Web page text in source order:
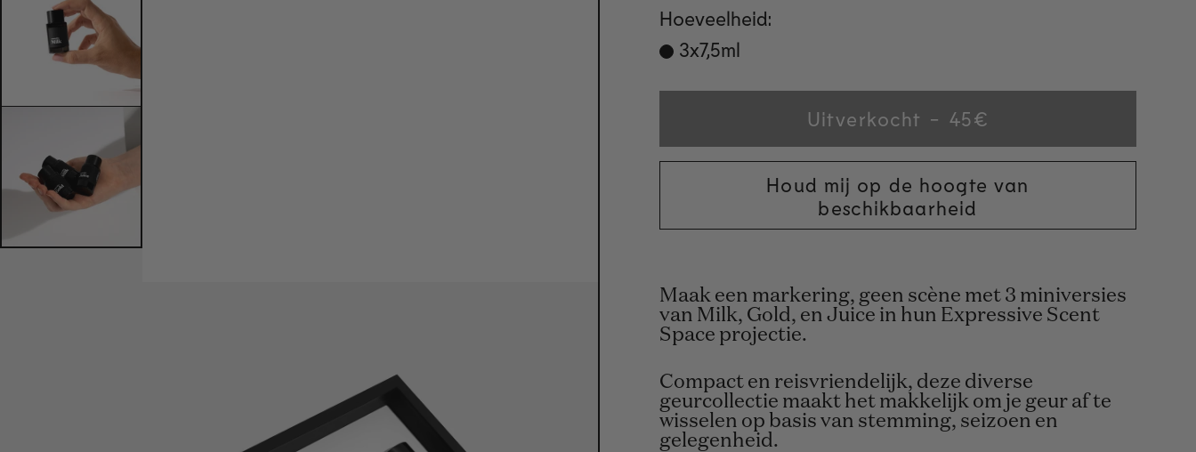
Hoeveelheid:
3x7,5mlVariant
out
unavailableUitverkocht
Regular
price
45€
Houd mij op de hoogte van
beschikbaarheid
Maak een markering, geen scène met 3 miniversies
van Milk, Gold, en Juice in hun Expressive Scent
Space projectie.
Compact en reisvriendelijk, deze diverse
geurcollectie maakt het makkelijk om je geur af te
wisselen op basis van stemming, seizoen en
gelegenheid.